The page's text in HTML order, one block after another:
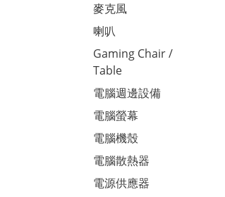
麥克風
喇叭
Gaming Chair /
Table
電腦週邊設備
電腦螢幕
電腦機殼
電腦散熱器
電源供應器